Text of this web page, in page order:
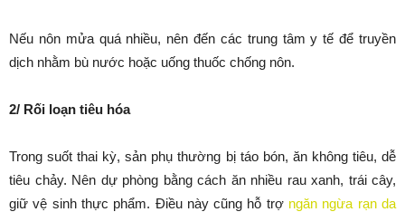
Nếu nôn mửa quá nhiều, nên đến các trung tâm y tế để truyền
dịch nhằm bù nước hoặc uống thuốc chống nôn.
2/ Rối loạn tiêu hóa
Trong suốt thai kỳ, sản phụ thường bị táo bón, ăn không tiêu, dễ
tiêu chảy. Nên dự phòng bằng cách ăn nhiều rau xanh, trái cây,
giữ vệ sinh thực phẩm. Điều này cũng hỗ trợ ngăn ngừa rạn da